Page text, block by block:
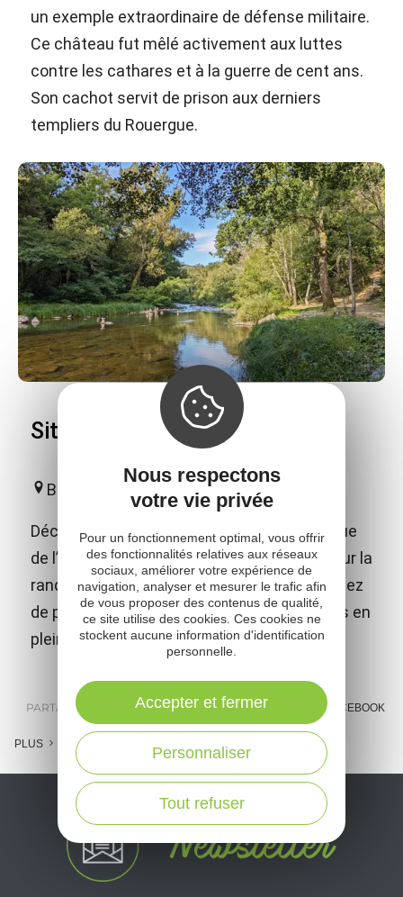
un exemple extraordinaire de défense militaire.
Ce château fut mêlé activement aux luttes
contre les cathares et à la guerre de cent ans.
Son cachot servit de prison aux derniers
templiers du Rouergue.
Site naturel du Roc du Gorb
Bor-et-Bar
Découvrez le Roc du Gorb, site emblématique
de l’Aveyron dans la vallée du Viaur, idéal pour la
randonnée, la via ferrata et l’escalade. Profitez
de panoramas exceptionnels et d’aventures en
pleine nature !
PARTAGER : E-MAIL MESSENGER FACEBOOK
PLUS
Nous respectons
votre vie privée
Pour un fonctionnement optimal, vous offrir
des fonctionnalités relatives aux réseaux
sociaux, améliorer votre expérience de
navigation, analyser et mesurer le trafic afin
de vous proposer des contenus de qualité,
ce site utilise des cookies. Ces cookies ne
stockent aucune information d'identification
personnelle.
Tout refuser
Personnaliser
Accepter et fermer